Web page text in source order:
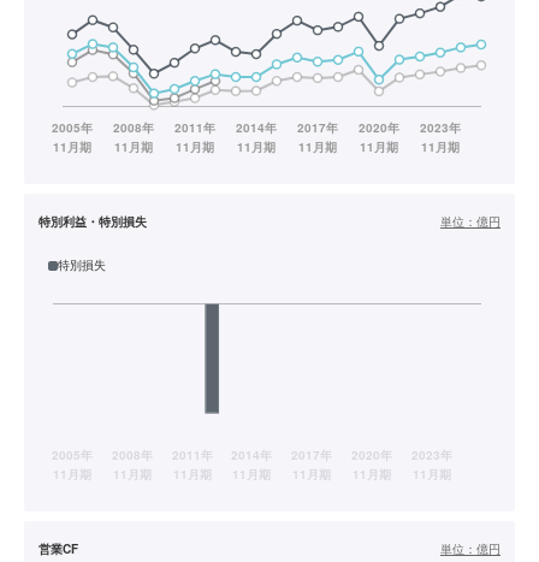
特別利益・特別損失 単位： 億円
特別損失
営業CF 単位： 億円